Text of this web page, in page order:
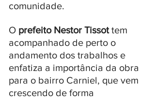
comunidade.
O prefeito Nestor Tissot tem
acompanhado de perto o
andamento dos trabalhos e
enfatiza a importância da obra
para o bairro Carniel, que vem
crescendo de forma